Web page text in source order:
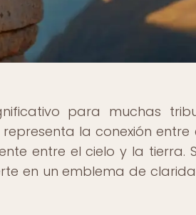
para muchas
la conexión entre
entre el cielo y la tierra.
en un emblema de